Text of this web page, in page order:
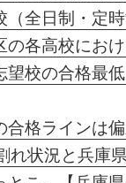
全日制・定
の各高校にお
校の合格最
格ラインは
れ状況と兵庫